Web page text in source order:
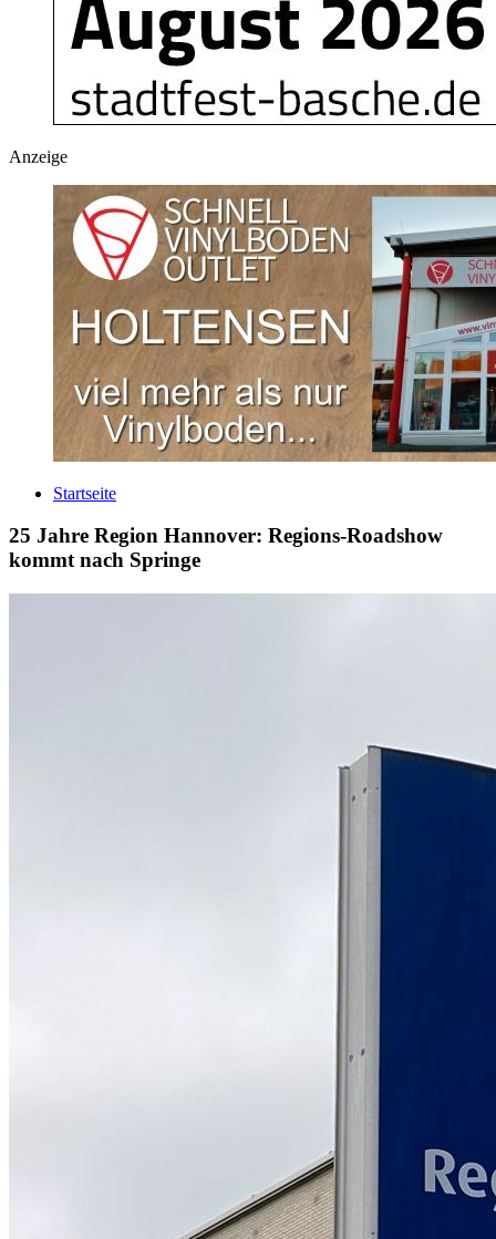
Anzeige
Startseite
25 Jahre Region Hannover: Regions-Roadshow
kommt nach Springe